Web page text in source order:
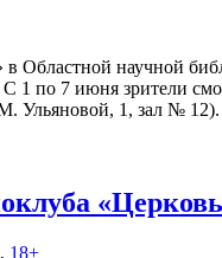
Областной научной
1 по 7 июня зрители
Ульяновой, 1, зал № 12).
, 18+